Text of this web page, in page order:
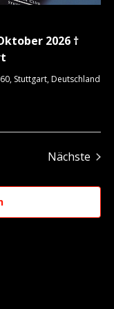
2026 †
Stuttgart, Deutschland
Nächste